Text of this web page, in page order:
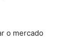
o mercado